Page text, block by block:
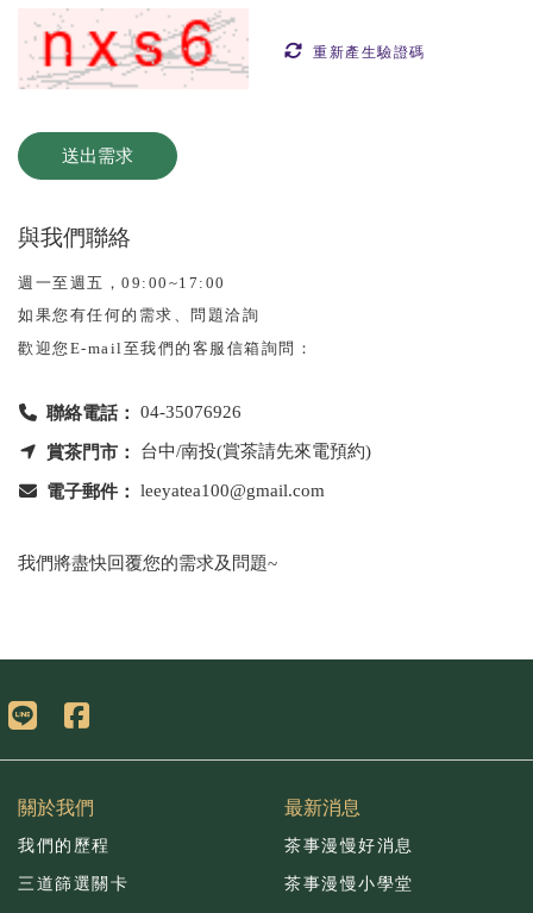
重新產生驗證碼
與我們聯絡
週一至週五，09:00~17:00
如果您有任何的需求、問題洽詢
歡迎您E-mail至我們的客服信箱詢問：
聯絡電話： 04-35076926
賞茶門市： 台中/南投(賞茶請先來電預約)
電子郵件： leeyatea100@gmail.com
我們將盡快回覆您的需求及問題~
關於我們
我們的歷程
三道篩選關卡
最新消息
茶事漫慢好消息
茶事漫慢小學堂